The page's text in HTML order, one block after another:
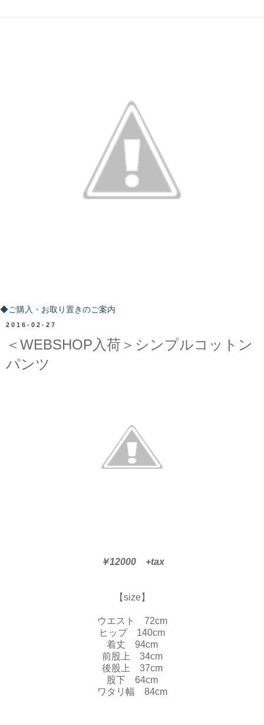
◆ご購入・お取り置きのご案内
2016-02-27
＜WEBSHOP入荷＞シンプルコットン
パンツ
￥12000 +tax
【size】
ウエスト 72cm
ヒップ 140cm
着丈 94cm
前股上 34cm
後股上 37cm
股下 64cm
ワタリ幅 84cm